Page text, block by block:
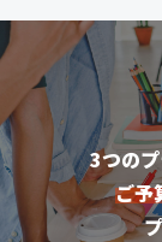
3つの
ご予